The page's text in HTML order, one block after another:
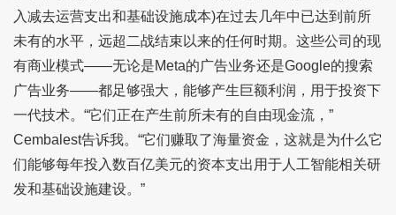
入减去运营支出和基础设施成本)在过去几年中已达到前所
未有的水平，远超二战结束以来的任何时期。这些公司的现
有商业模式——无论是Meta的广告业务还是Google的搜索
广告业务——都足够强大，能够产生巨额利润，用于投资下
一代技术。“它们正在产生前所未有的自由现金流，”
Cembalest告诉我。“它们赚取了海量资金，这就是为什么它
们能够每年投入数百亿美元的资本支出用于人工智能相关研
发和基础设施建设。”